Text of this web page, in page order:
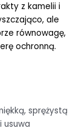
z kamelii i
ale
równowagę,
ochronną.
sprężystą
usuwa